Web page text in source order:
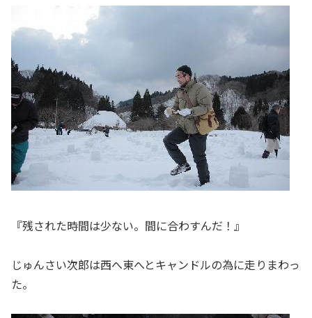
『残された時間は少ない。間に合わすんだ！』
じゅんさい次郎は西へ東へとキャンドルの為に走りまわっ
た。